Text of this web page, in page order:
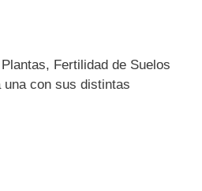
Fertilidad de Suelos
con sus distintas